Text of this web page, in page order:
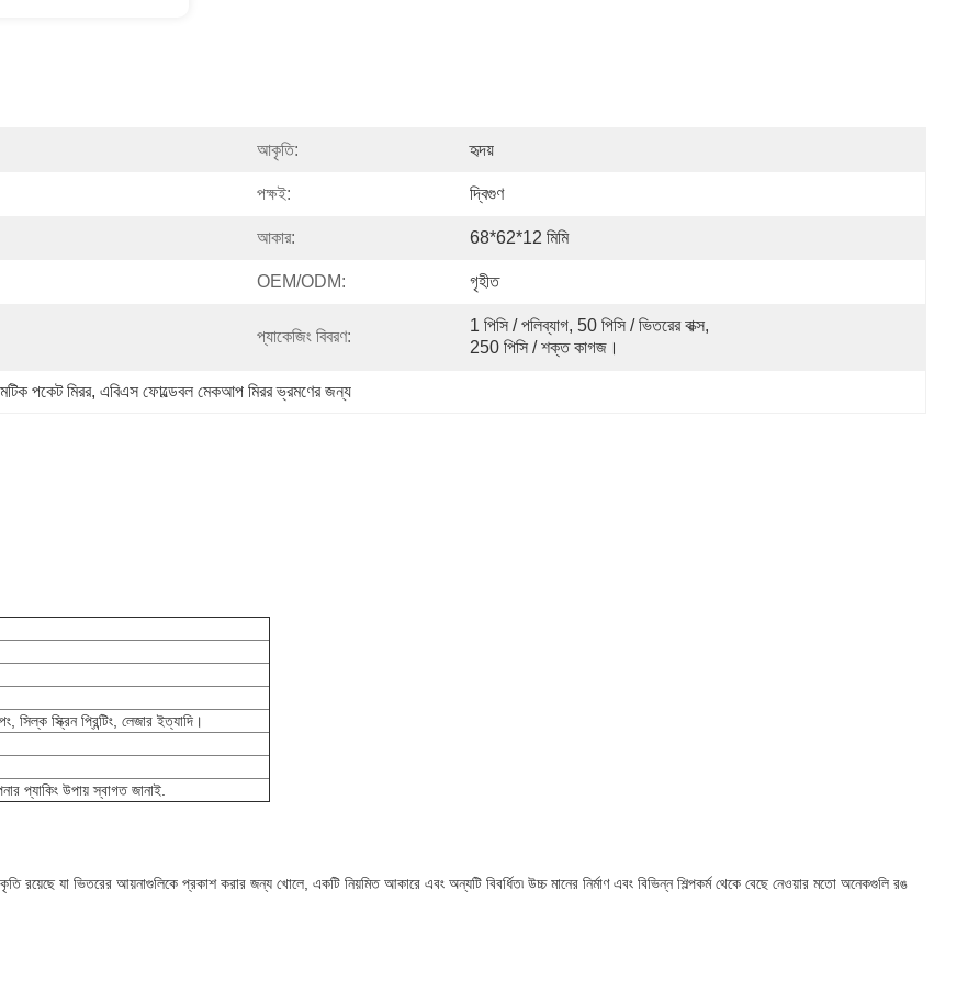
আকৃতি: হৃদয়
পক্ষই: দ্বিগুণ
আকার: 68*62*12 মিমি
OEM/ODM: গৃহীত
প্যাকেজিং বিবরণ:
1 পিসি / পলিব্যাগ, 50 পিসি / ভিতরের বাক্স,
250 পিসি / শক্ত কাগজ।
পকেট মিরর, এবিএস ফোল্ডেবল মেকআপ মিরর ভ্রমণের জন্য
সিল্ক স্ক্রিন প্রিন্টিং, লেজার ইত্যাদি।
প্যাকিং উপায় স্বাগত জানাই.
রয়েছে যা ভিতরের আয়নাগুলিকে প্রকাশ করার জন্য খোলে, একটি নিয়মিত আকারে এবং অন্যটি বিবর্ধিত৷ উচ্চ মানের নির্মাণ এবং বিভিন্ন শিল্পকর্ম থেকে বেছে নেওয়ার মতো অনেকগুলি রঙ